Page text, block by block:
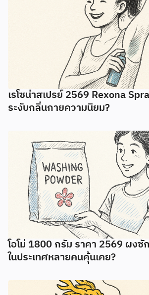
เรโซน่าสเปรย์ 2569 Rexona
ระงับกลิ่นกายความนิยม?
โอโม่ 1800 กรัม ราคา 2569 ผง
ในประเทศหลายคนคุ้นเคย?